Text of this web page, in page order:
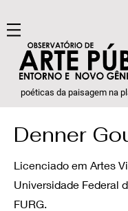
poéticas da paisagem na
Denner
Licenciado em Artes
Universidade Federal
FURG.